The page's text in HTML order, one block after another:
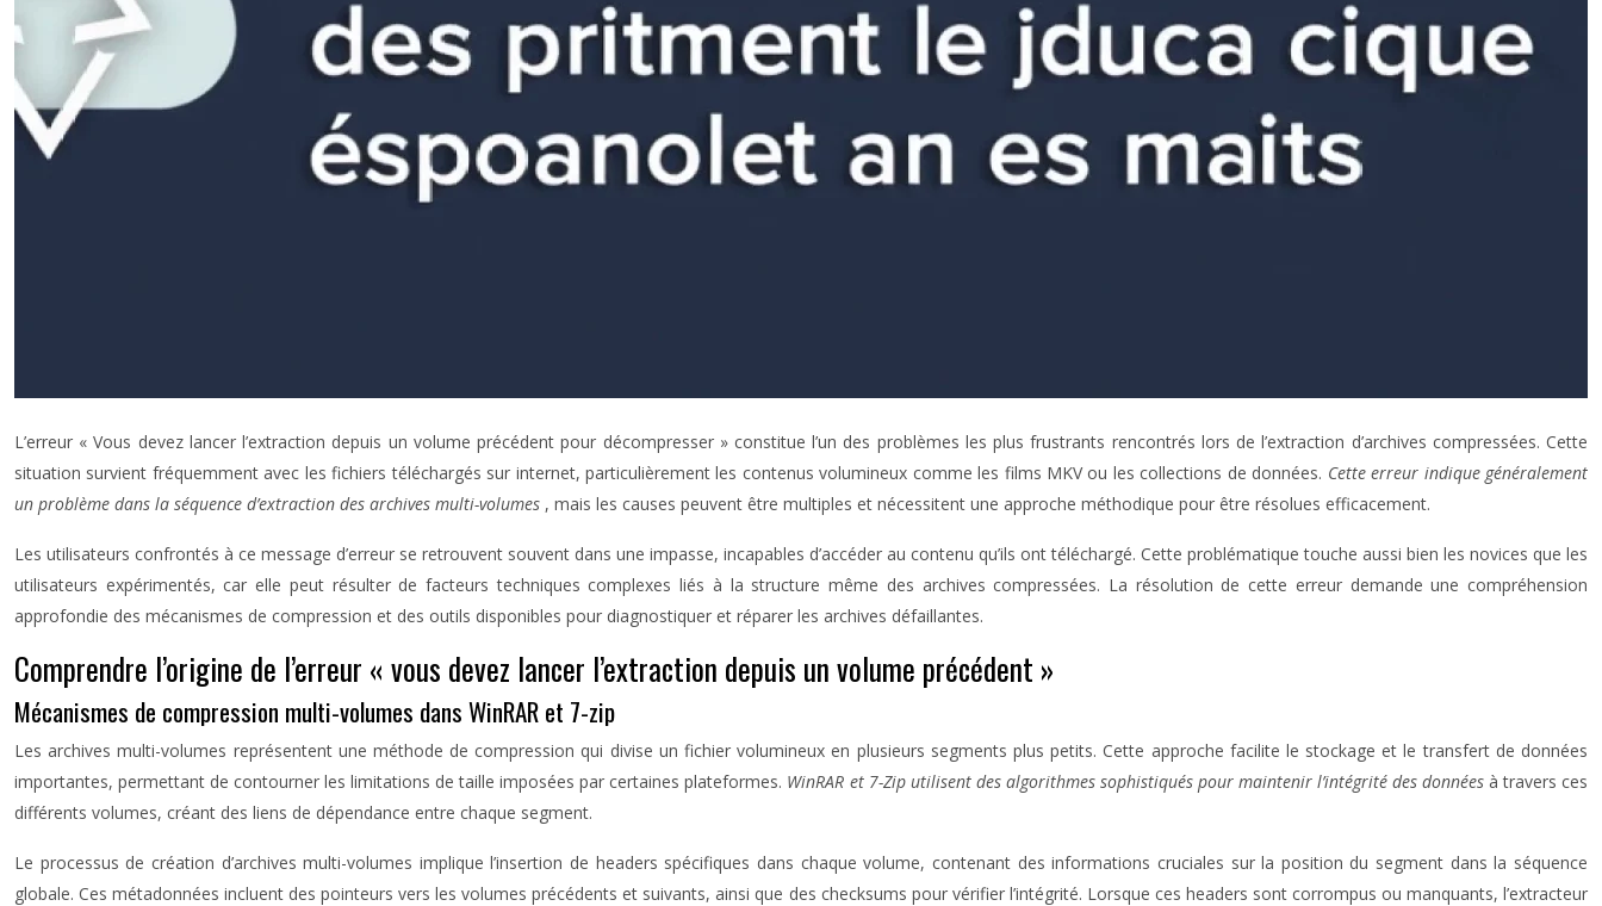
L’erreur « Vous devez lancer l’extraction depuis un volume précédent pour décompresser » constitue l’un des problèmes les plus frustrants rencontrés lors de l’extraction d’archives compressées. Cette
situation survient fréquemment avec les fichiers téléchargés sur internet, particulièrement les contenus volumineux comme les films MKV ou les collections de données. Cette erreur indique généralement
un problème dans la séquence d’extraction des archives multi-volumes , mais les causes peuvent être multiples et nécessitent une approche méthodique pour être résolues efficacement.
Les utilisateurs confrontés à ce message d’erreur se retrouvent souvent dans une impasse, incapables d’accéder au contenu qu’ils ont téléchargé. Cette problématique touche aussi bien les novices que les
utilisateurs expérimentés, car elle peut résulter de facteurs techniques complexes liés à la structure même des archives compressées. La résolution de cette erreur demande une compréhension
approfondie des mécanismes de compression et des outils disponibles pour diagnostiquer et réparer les archives défaillantes.
Comprendre l’origine de l’erreur « vous devez lancer l’extraction depuis un volume précédent »
Mécanismes de compression multi-volumes dans WinRAR et 7-zip
Les archives multi-volumes représentent une méthode de compression qui divise un fichier volumineux en plusieurs segments plus petits. Cette approche facilite le stockage et le transfert de données
importantes, permettant de contourner les limitations de taille imposées par certaines plateformes. WinRAR et 7-Zip utilisent des algorithmes sophistiqués pour maintenir l’intégrité des données à travers ces
différents volumes, créant des liens de dépendance entre chaque segment.
Le processus de création d’archives multi-volumes implique l’insertion de headers spécifiques dans chaque volume, contenant des informations cruciales sur la position du segment dans la séquence
globale. Ces métadonnées incluent des pointeurs vers les volumes précédents et suivants, ainsi que des checksums pour vérifier l’intégrité. Lorsque ces headers sont corrompus ou manquants, l’extracteur